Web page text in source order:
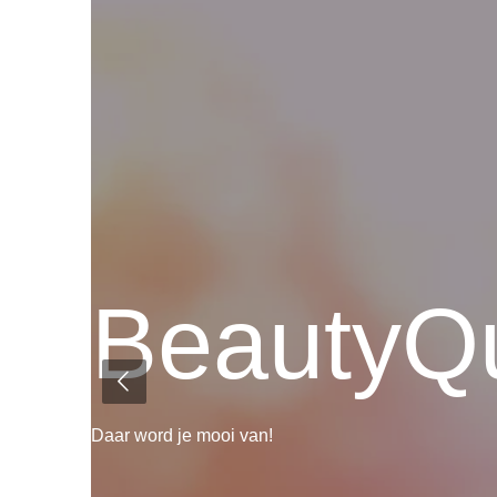
Daar word je mooi van!